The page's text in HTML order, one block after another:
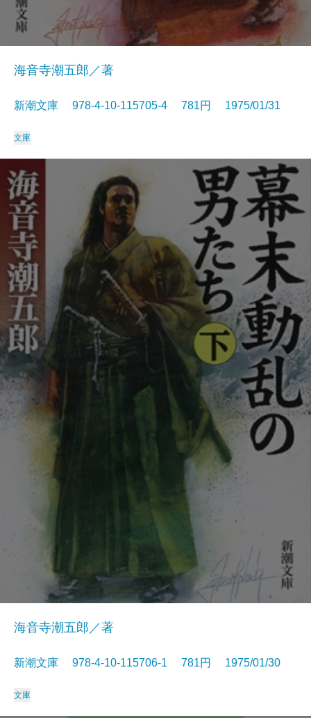
海音寺潮五郎／著
新潮文庫 978-4-10-115705-4 781円 1975/01/31
文庫
海音寺潮五郎／著
新潮文庫 978-4-10-115706-1 781円 1975/01/30
文庫